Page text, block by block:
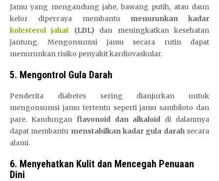
Jamu yang mengandung jahe, bawang putih, atau daun
kelor dipercaya membantu menurunkan kadar
kolesterol jahat (LDL) dan meningkatkan kesehatan
jantung. Mengonsumsi jamu secara rutin dapat
menurunkan risiko penyakit kardiovaskular.
5. Mengontrol Gula Darah
Penderita diabetes sering dianjurkan untuk
mengonsumsi jamu tertentu seperti jamu sambiloto dan
pare. Kandungan flavonoid dan alkaloid di dalamnya
dapat membantu menstabilkan kadar gula darahsecara
alami.
6. Menyehatkan Kulit dan Mencegah Penuaan
Dini